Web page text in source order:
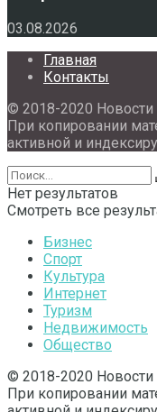
03.08.2026
Главная
Контакты
© 2018-2020 Новости
При копировании
активной и
Нет результатов
Смотреть все
Бизнес
Спорт
Культура
Интернет
Туризм
Недвижимость
Общество
© 2018-2020 Новости
При копировании